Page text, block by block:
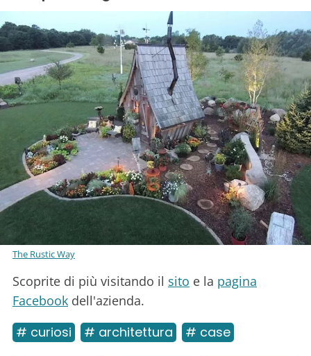
The Rustic Way
Scoprite di più visitando il sito e la pagina
Facebook dell'azienda.
# curiosi # architettura # case